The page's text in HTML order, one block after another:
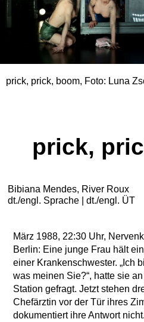
prick, prick, boom, Foto: Luna
prick,
Bibiana Mendes, River Roux
dt./engl. Sprache | dt./engl. ÜT
März 1988, 22:30 Uhr,
Berlin: Eine junge Frau hält
einer Krankenschwester. „Ich
was meinen Sie?“, hatte sie
Station gefragt. Jetzt stehen
Chefärztin vor der Tür ihres
dokumentiert ihre Antwort